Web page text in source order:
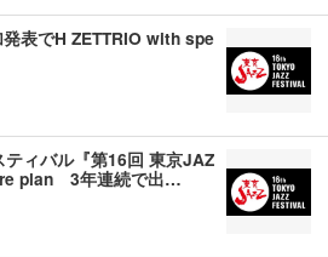
発表でH ZETTRIO with spe
ィバル『第16回 東京JAZ
plan 3年連続で出…